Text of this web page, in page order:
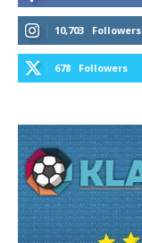
10,703 Followers
678 Followers